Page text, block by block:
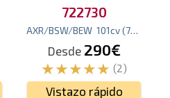
722730
AXR/BSW/BEW 101cv(74 kw
Desde 290€
(2)
Vistazo rápido